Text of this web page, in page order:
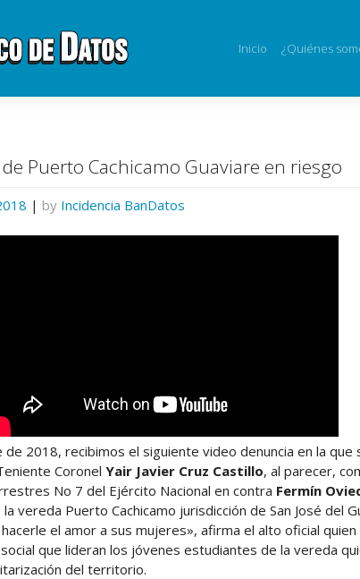
Inicio ¿Quiénes
de Puerto Cachicamo Guaviare en riesgo
| by Incidencia BanDatos
2018, recibimos el siguiente video denuncia en la que
Coronel Yair Javier Cruz Castillo, al parecer,
No 7 del Ejército Nacional en contra Fermín
la vereda Puerto Cachicamo jurisdicción de San José del
el amor a sus mujeres», afirma el alto oficial quien
que lideran los jóvenes estudiantes de la vereda
del territorio.